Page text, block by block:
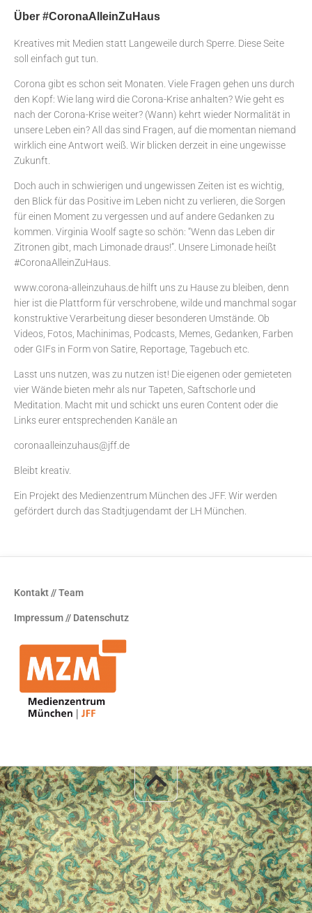
Über #CoronaAlleinZuHaus
Kreatives mit Medien statt Langeweile durch Sperre. Diese Seite
soll einfach gut tun.
Corona gibt es schon seit Monaten. Viele Fragen gehen uns durch
den Kopf: Wie lang wird die Corona-Krise anhalten? Wie geht es
nach der Corona-Krise weiter? (Wann) kehrt wieder Normalität in
unsere Leben ein? All das sind Fragen, auf die momentan niemand
wirklich eine Antwort weiß. Wir blicken derzeit in eine ungewisse
Zukunft.
Doch auch in schwierigen und ungewissen Zeiten ist es wichtig,
den Blick für das Positive im Leben nicht zu verlieren, die Sorgen
für einen Moment zu vergessen und auf andere Gedanken zu
kommen. Virginia Woolf sagte so schön: “Wenn das Leben dir
Zitronen gibt, mach Limonade draus!”. Unsere Limonade heißt
#CoronaAlleinZuHaus.
www.corona-alleinzuhaus.de hilft uns zu Hause zu bleiben, denn
hier ist die Plattform für verschrobene, wilde und manchmal sogar
konstruktive Verarbeitung dieser besonderen Umstände. Ob
Videos, Fotos, Machinimas, Podcasts, Memes, Gedanken, Farben
oder GIFs in Form von Satire, Reportage, Tagebuch etc.
Lasst uns nutzen, was zu nutzen ist! Die eigenen oder gemieteten
vier Wände bieten mehr als nur Tapeten, Saftschorle und
Meditation. Macht mit und schickt uns euren Content oder die
Links eurer entsprechenden Kanäle an
coronaalleinzuhaus@jff.de
Bleibt kreativ.
Ein Projekt des Medienzentrum München des JFF. Wir werden
gefördert durch das Stadtjugendamt der LH München.
Kontakt // Team
Impressum // Datenschutz
.